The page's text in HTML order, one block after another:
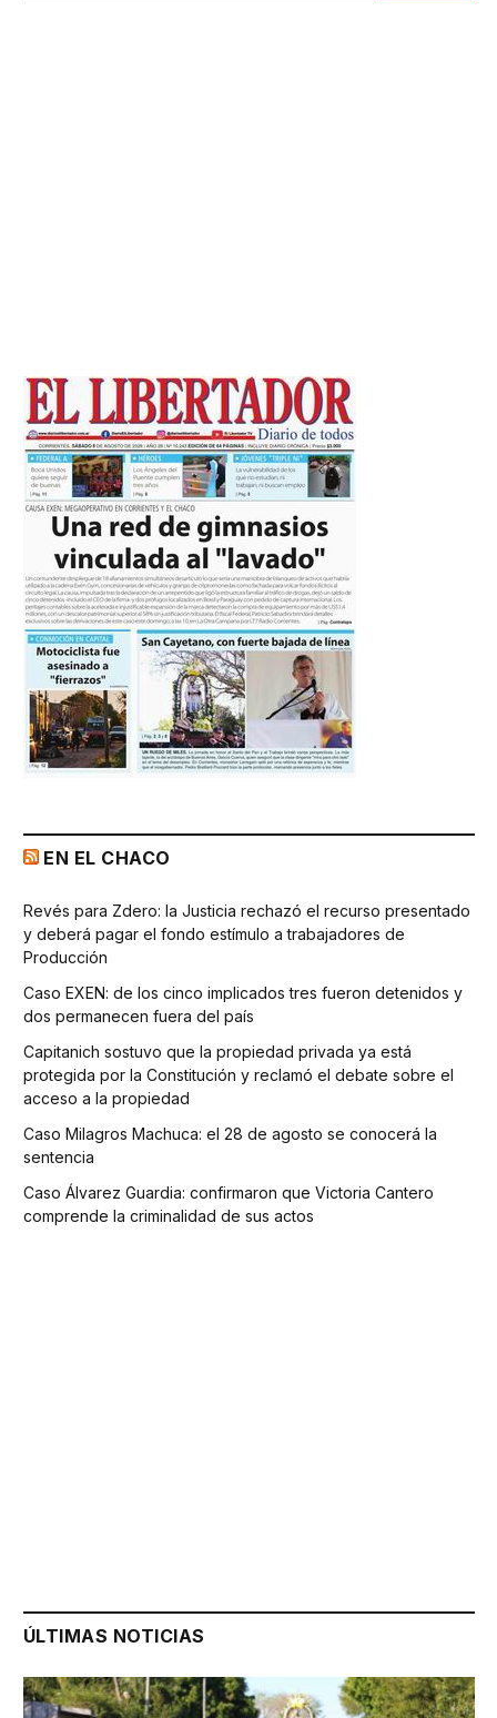
EN EL CHACO
Revés para Zdero: la Justicia rechazó el recurso presentado
y deberá pagar el fondo estímulo a trabajadores de
Producción
Caso EXEN: de los cinco implicados tres fueron detenidos y
dos permanecen fuera del país
Capitanich sostuvo que la propiedad privada ya está
protegida por la Constitución y reclamó el debate sobre el
acceso a la propiedad
Caso Milagros Machuca: el 28 de agosto se conocerá la
sentencia
Caso Álvarez Guardia: confirmaron que Victoria Cantero
comprende la criminalidad de sus actos
ÚLTIMAS NOTICIAS